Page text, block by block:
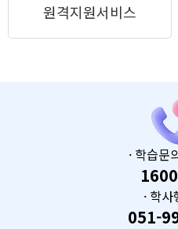
원격지원서비스
· 학습문
· 학
051-